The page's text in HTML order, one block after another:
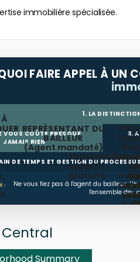
immobilière spécialisée.
FAIRE APPEL À UN
1. LA
REPRÉSENTANT DU
BAILLEUR
(Agent mandaté)
À
VOUS COÛTE PRESQUE
JAMAIS RIEN
3.
Représentation
experte
gratuite
DE TEMPS ET GESTION DU PROCESSUS
:
Ne vous fiez pas à l'agent du bailleur.
l'ensemble des
Summary